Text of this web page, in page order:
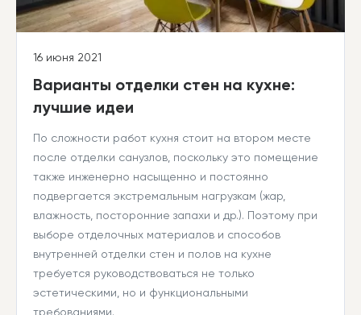
16 июня 2021
Варианты отделки стен на кухне:
лучшие идеи
По сложности работ кухня стоит на втором месте
после отделки санузлов, поскольку это помещение
также инженерно насыщенно и постоянно
подвергается экстремальным нагрузкам (жар,
влажность, посторонние запахи и др.). Поэтому при
выборе отделочных материалов и способов
внутренней отделки стен и полов на кухне
требуется руководствоваться не только
эстетическими, но и функциональными
требованиями.